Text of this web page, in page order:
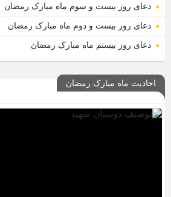
دعای روز بیست و سوم ماه مبارک رمضان
دعای روز بیست و دوم ماه مبارک رمضان
دعای روز بیستم ماه مبارک رمضان
احادیث ماه مبارک رمضان